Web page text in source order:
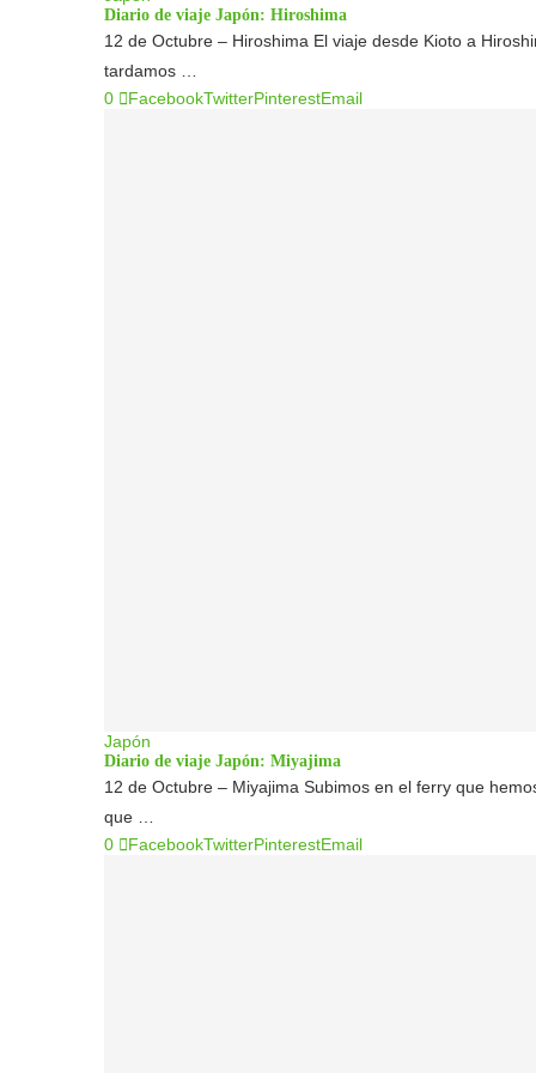
Diario de viaje Japón: Hiroshima
12 de Octubre – Hiroshima El viaje desde Kioto a
tardamos …
0
FacebookTwitterPinterestEmail
Japón
Diario de viaje Japón: Miyajima
12 de Octubre – Miyajima Subimos en el ferry que
que …
0
FacebookTwitterPinterestEmail